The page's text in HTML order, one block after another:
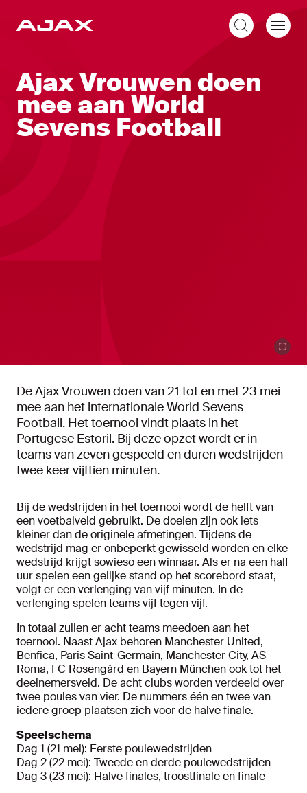
Ajax Vrouwen doen
mee aan World
Sevens Football
De Ajax Vrouwen doen van 21 tot en met 23 mei
mee aan het internationale World Sevens
Football. Het toernooi vindt plaats in het
Portugese Estoril. Bij deze opzet wordt er in
teams van zeven gespeeld en duren wedstrijden
twee keer vijftien minuten.
Bij de wedstrijden in het toernooi wordt de helft van
een voetbalveld gebruikt. De doelen zijn ook iets
kleiner dan de originele afmetingen. Tijdens de
wedstrijd mag er onbeperkt gewisseld worden en elke
wedstrijd krijgt sowieso een winnaar. Als er na een half
uur spelen een gelijke stand op het scorebord staat,
volgt er een verlenging van vijf minuten. In de
verlenging spelen teams vijf tegen vijf.
In totaal zullen er acht teams meedoen aan het
toernooi. Naast Ajax behoren Manchester United,
Benfica, Paris Saint-Germain, Manchester City, AS
Roma, FC Rosengård en Bayern München ook tot het
deelnemersveld. De acht clubs worden verdeeld over
twee poules van vier. De nummers één en twee van
iedere groep plaatsen zich voor de halve finale.
Speelschema
Dag 1 (21 mei): Eerste poulewedstrijden
Dag 2 (22 mei): Tweede en derde poulewedstrijden
Dag 3 (23 mei): Halve finales, troostfinale en finale